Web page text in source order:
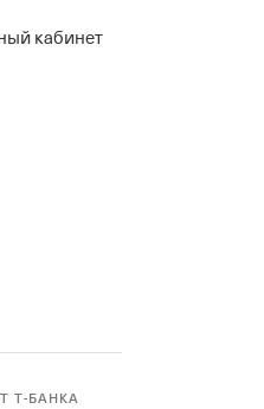
кабинет
Т‑БАНКА